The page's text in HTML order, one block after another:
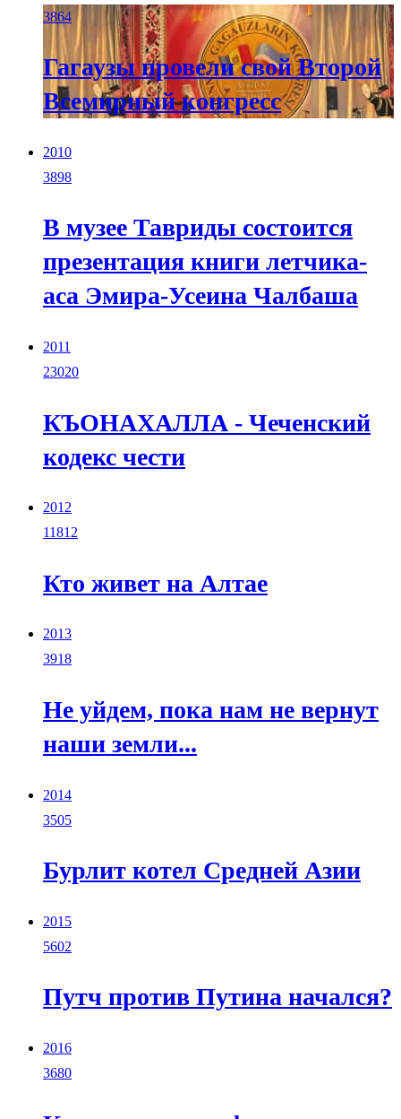
3864
Гагаузы провели свой Второй
Всемирный конгресс
2010
3898
В музее Тавриды состоится
презентация книги летчика-
аса Эмира-Усеина Чалбаша
2011
23020
КЪОНАХАЛЛА - Чеченский
кодекс чести
2012
11812
Кто живет на Алтае
2013
3918
Не уйдем, пока нам не вернут
наши земли...
2014
3505
Бурлит котел Средней Азии
2015
5602
Путч против Путина начался?
2016
3680